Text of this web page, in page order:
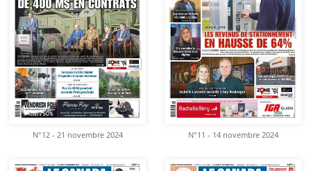
N°12 - 21 novembre 2024 N°11 - 14 novembre 2024